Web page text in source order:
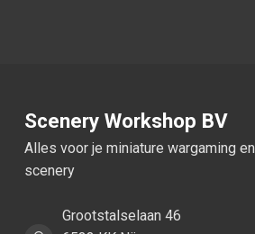
Scenery Workshop BV
Alles voor je miniature wargaming en
scenery
Grootstalselaan 46